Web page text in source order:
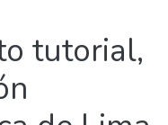
tutorial,